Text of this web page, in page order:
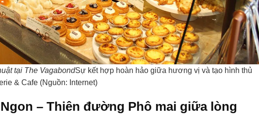
tại The VagabondSự kết hợp hoàn hảo giữa hương vị và tạo hình thủ
& Cafe (Nguồn: Internet)
Ngon – Thiên đường Phô mai giữa lòng